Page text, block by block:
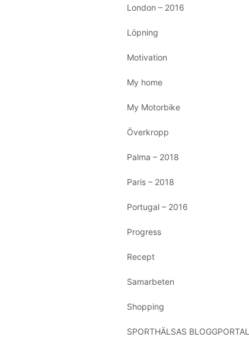
London – 2016
Löpning
Motivation
My home
My Motorbike
Överkropp
Palma – 2018
Paris – 2018
Portugal – 2016
Progress
Recept
Samarbeten
Shopping
SPORTHÄLSAS BLOGGPORTAL